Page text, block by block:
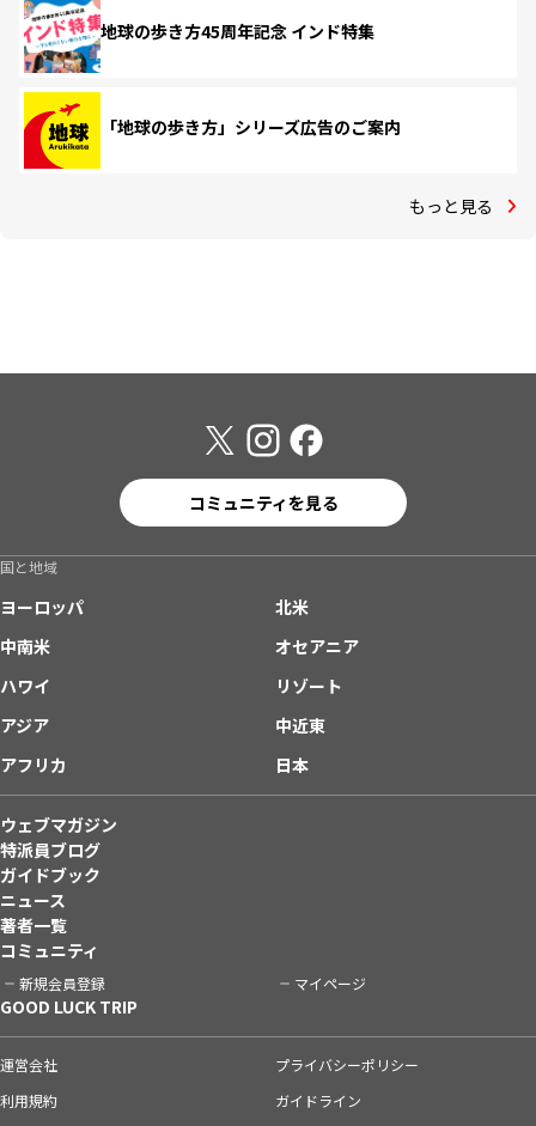
地球の歩き方45周年記念 インド特集
「地球の歩き方」シリーズ広告のご案内
もっと見る
コミュニティを見る
国と地域
ヨーロッパ
北米
中南米
オセアニア
ハワイ
リゾート
アジア
中近東
アフリカ
日本
ウェブマガジン
特派員ブログ
ガイドブック
ニュース
著者一覧
コミュニティ
新規会員登録 マイページ
GOOD LUCK TRIP
運営会社
プライバシーポリシー
利用規約
ガイドライン